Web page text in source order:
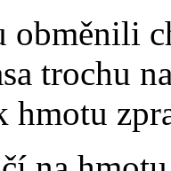
obměnili
trochu
hmotu